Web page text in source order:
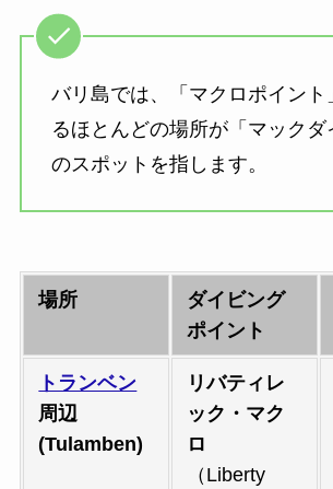
バリ島では、「マクロポイント
るほとんどの場所が「マックダ
のスポットを指します。
場所
ダイビング
ポイント
トランベン
周辺
(Tulamben)
リバティレ
ック・マク
ロ
（Liberty